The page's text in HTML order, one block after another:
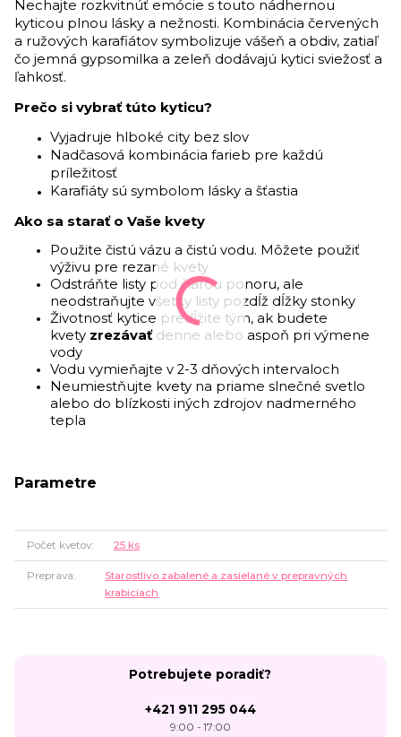
Nechajte rozkvitnúť emócie s touto nádhernou
kyticou plnou lásky a nežnosti. Kombinácia červených
a ružových karafiátov symbolizuje vášeň a obdiv, zatiaľ
čo jemná gypsomilka a zeleň dodávajú kytici sviežosť a
ľahkosť.
Prečo si vybrať túto kyticu?
Vyjadruje hlboké city bez slov
Nadčasová kombinácia farieb pre každú
príležitosť
Karafiáty sú symbolom lásky a šťastia
Ako sa starať o Vaše kvety
Použite čistú vázu a čistú vodu. Môžete použiť
výživu pre rezané kvety
Odstráňte listy pod čiarou ponoru, ale
neodstraňujte všetky listy pozdĺž dĺžky stonky
Životnosť kytice predĺžite tým, ak budete
kvety zrezávaťdenne alebo aspoň pri výmene
vody
Vodu vymieňajte v 2-3 dňových intervaloch
Neumiestňujte kvety na priame slnečné svetlo
alebo do blízkosti iných zdrojov nadmerného
tepla
Parametre
Počet kvetov 25 ks
Preprava
Starostlivo zabalené a zasielané v prepravných
krabiciach
Potrebujete poradiť?
+421 911 295 044
9:00 - 17:00